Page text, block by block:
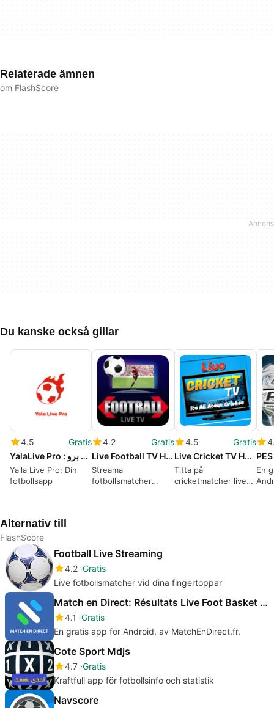
Relaterade ämnen
om FlashScore
Du kanske också gillar
4.5
Gratis
YalaLive Pro : يلا لايف برو
Yalla Live Pro: Din
fotbollsapp
4.2
Gratis
Live Football TV HD Streaming
Streama
fotbollsmatcher
4.5
Gratis
Live Cricket TV HD Streaming
Titta på
cricketmatcher live
En
Alternativ till
FlashScore
Football Live Streaming
4.2 Gratis
Live fotbollsmatcher vid dina fingertoppar
Match en Direct: Résultats Live Foot Basket Tennis
4.1 Gratis
En gratis app för Android, av MatchEnDirect.fr.
Cote Sport Mdjs
4.7 Gratis
Kraftfull app för fotbollsinfo och statistik
Navscore